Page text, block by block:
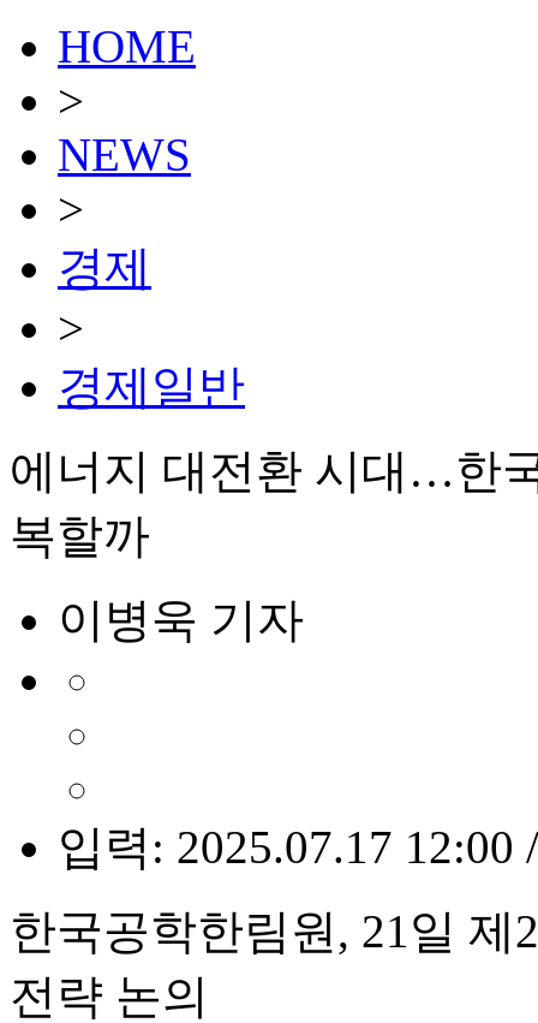
HOME
>
NEWS
>
경제
>
경제일반
에너지 대전환 시대…한
복할까
이병욱 기자
입력: 2025.07.17 12:00
한국공학한림원, 21일
전략 논의